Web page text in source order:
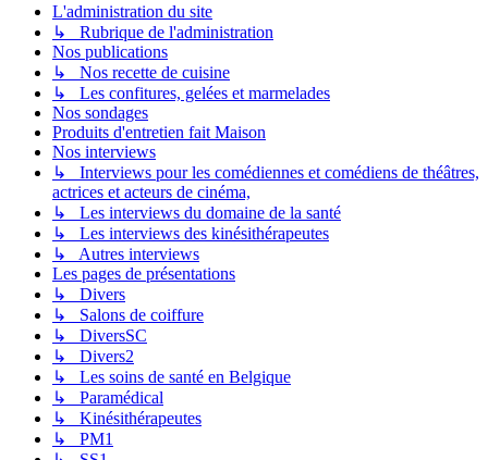
L'administration du site
↳ Rubrique de l'administration
Nos publications
↳ Nos recette de cuisine
↳ Les confitures, gelées et marmelades
Nos sondages
Produits d'entretien fait Maison
Nos interviews
↳ Interviews pour les comédiennes et comédiens de théâtres,
actrices et acteurs de cinéma,
↳ Les interviews du domaine de la santé
↳ Les interviews des kinésithérapeutes
↳ Autres interviews
Les pages de présentations
↳ Divers
↳ Salons de coiffure
↳ DiversSC
↳ Divers2
↳ Les soins de santé en Belgique
↳ Paramédical
↳ Kinésithérapeutes
↳ PM1